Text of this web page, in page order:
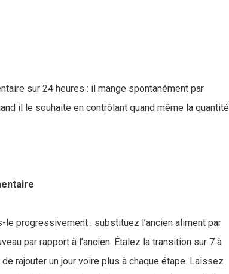
sur 24 heures : il mange spontanément par
il le souhaite en contrôlant quand même la quantité
progressivement : substituez l’ancien aliment par
par rapport à l’ancien. Étalez la transition sur 7 à
rajouter un jour voire plus à chaque étape. Laissez